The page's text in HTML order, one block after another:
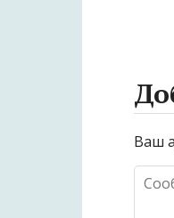
Ваш